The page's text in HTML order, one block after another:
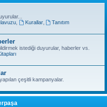
, Kurallar,
Tanıtım
istediği duyurular, haberler vs.
çeşitli kampanyalar.